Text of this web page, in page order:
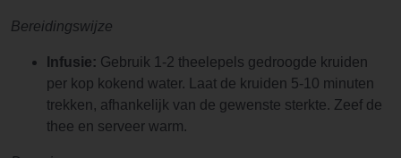
Bereidingswijze
Infusie: Gebruik 1-2 theelepels gedroogde kruiden
per kop kokend water. Laat de kruiden 5-10 minuten
trekken, afhankelijk van de gewenste sterkte. Zeef de
thee en serveer warm.